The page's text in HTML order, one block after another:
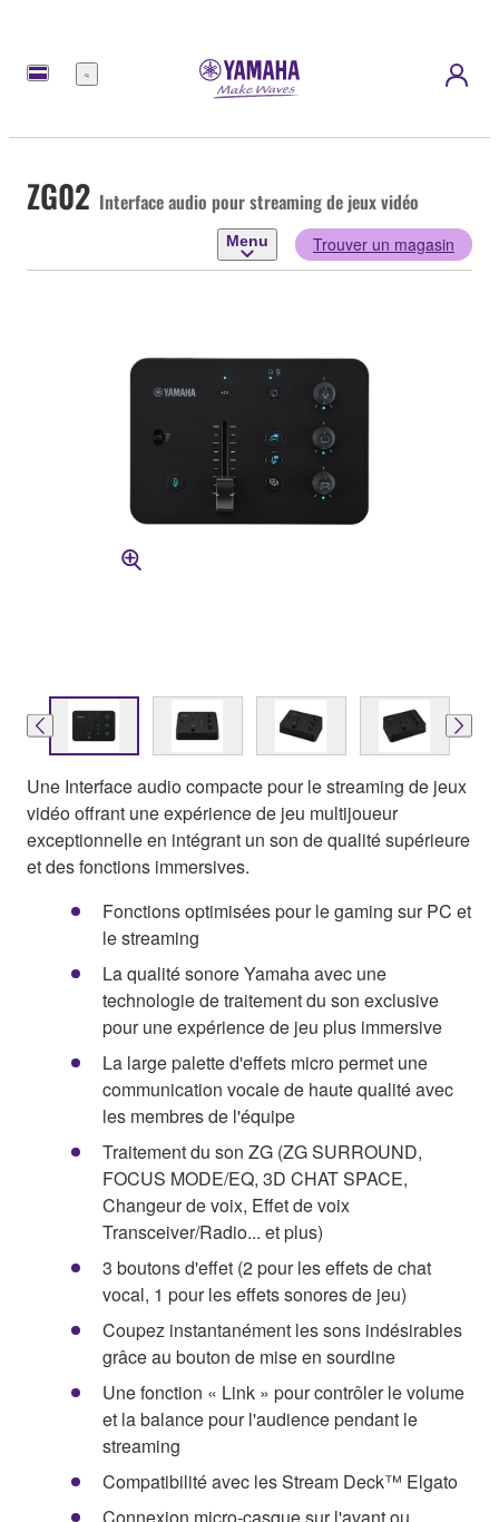
Menu
ZG02 Interface audio pour streaming de jeux vidéo
Menu Trouver un magasin
Une Interface audio compacte pour le streaming de jeux
vidéo offrant une expérience de jeu multijoueur
exceptionnelle en intégrant un son de qualité supérieure
et des fonctions immersives.
Fonctions optimisées pour le gaming sur PC et
le streaming
La qualité sonore Yamaha avec une
technologie de traitement du son exclusive
pour une expérience de jeu plus immersive
La large palette d'effets micro permet une
communication vocale de haute qualité avec
les membres de l'équipe
Traitement du son ZG (ZG SURROUND,
FOCUS MODE/EQ, 3D CHAT SPACE,
Changeur de voix, Effet de voix
Transceiver/Radio... et plus)
3 boutons d'effet (2 pour les effets de chat
vocal, 1 pour les effets sonores de jeu)
Coupez instantanément les sons indésirables
grâce au bouton de mise en sourdine
Une fonction « Link » pour contrôler le volume
et la balance pour l'audience pendant le
streaming
Compatibilité avec les Stream Deck™ Elgato
Connexion micro-casque sur l'avant ou